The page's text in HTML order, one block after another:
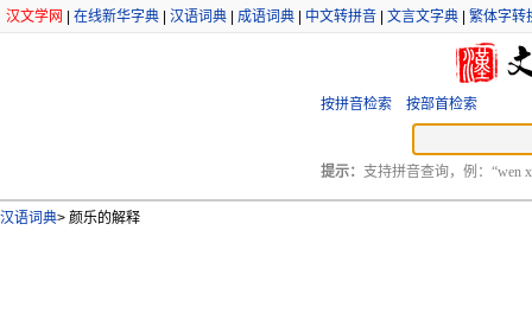
汉文学网 在线新华字典 汉语词典 成语词典 中文转拼音 文言文字典 繁体字转
按拼音检索 按部首检索
提示： 支持拼音查询，例：“wen
汉语词典> 颜乐的解释